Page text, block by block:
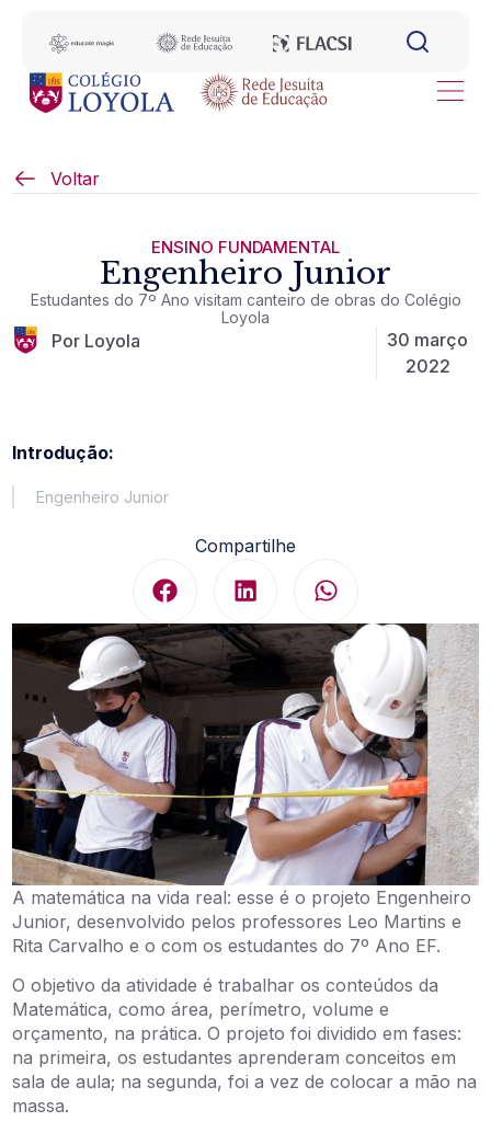
Voltar
ENSINO FUNDAMENTAL
Engenheiro Junior
Estudantes do 7º Ano visitam canteiro de obras do Colégio
Loyola
Por Loyola
30 março
2022
Introdução:
Engenheiro Junior
Compartilhe
A matemática na vida real: esse é o projeto Engenheiro
Junior, desenvolvido pelos professores Leo Martins e
Rita Carvalho e o com os estudantes do 7º Ano EF.
O objetivo da atividade é trabalhar os conteúdos da
Matemática, como área, perímetro, volume e
orçamento, na prática. O projeto foi dividido em fases:
na primeira, os estudantes aprenderam conceitos em
sala de aula; na segunda, foi a vez de colocar a mão na
massa.